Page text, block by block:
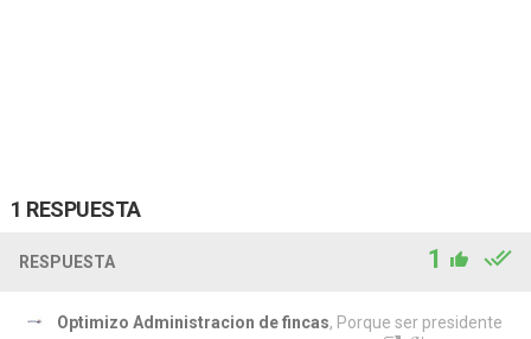
1 RESPUESTA
RESPUESTA 1
Optimizo Administracion de fincas, Porque ser presidente